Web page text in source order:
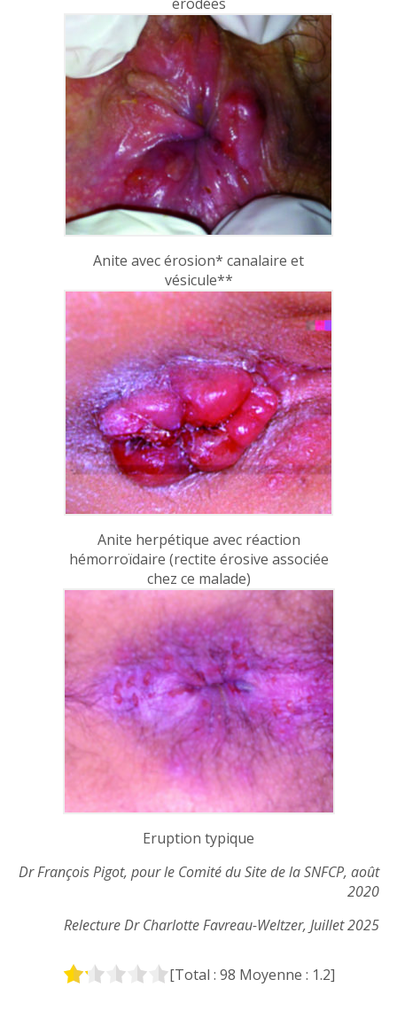
Anite avec érosion* canalaire et
vésicule**
Anite herpétique avec réaction
hémorroïdaire (rectite érosive associée
chez ce malade)
Eruption typique
Dr François Pigot, pour le Comité du Site de la SNFCP, août
2020
Relecture Dr Charlotte Favreau-Weltzer, Juillet 2025
[Total : 98 Moyenne : 1.2]